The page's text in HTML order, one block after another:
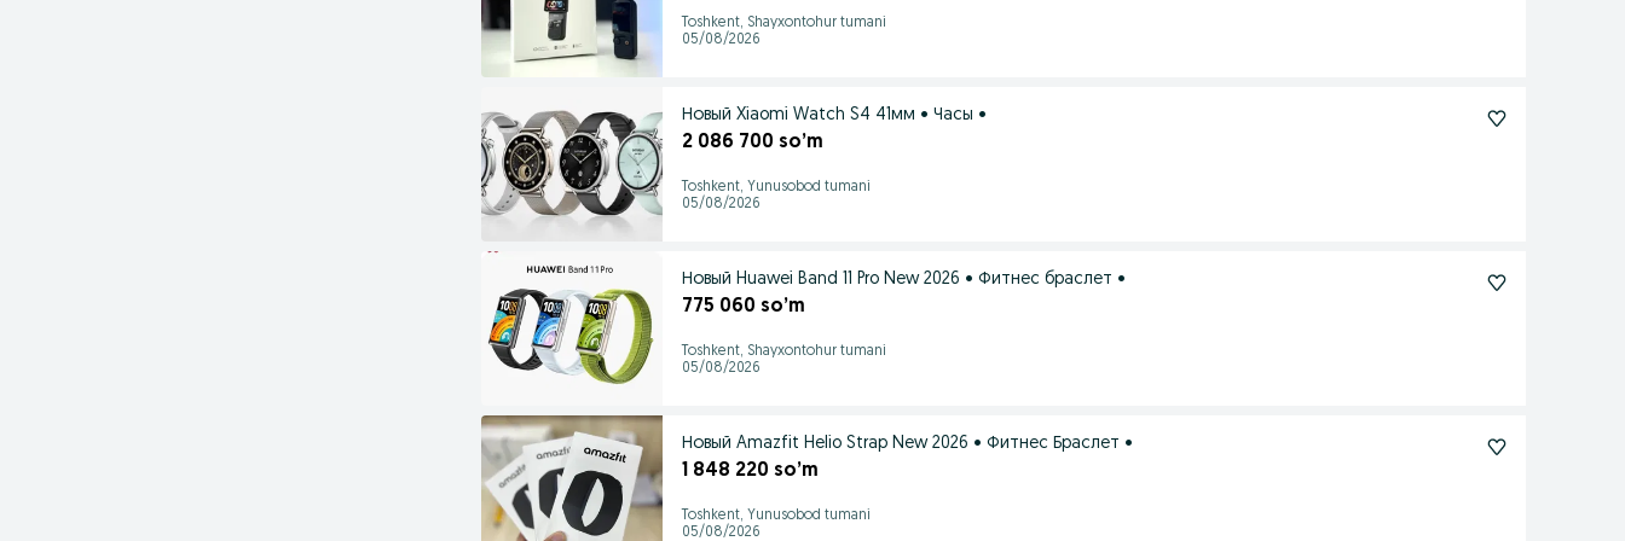
Toshkent, Shayxontohur tumani
05/08/2026
Новый Xiaomi Watch S4 41мм • Часы •
2 086 700 so’m
Toshkent, Yunusobod tumani
05/08/2026
Новый Huawei Band 11 Pro New 2026 • Фитнес браслет •
775 060 so’m
Toshkent, Shayxontohur tumani
05/08/2026
Новый Amazfit Helio Strap New 2026 • Фитнес Браслет •
1 848 220 so’m
Toshkent, Yunusobod tumani
05/08/2026